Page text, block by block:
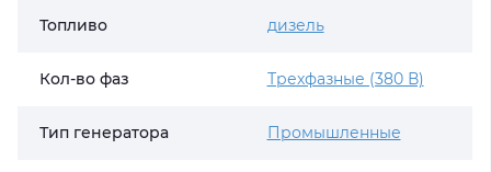
Топливо дизель
Кол-во фаз Трехфазные (380 В)
Тип генератора Промышленные